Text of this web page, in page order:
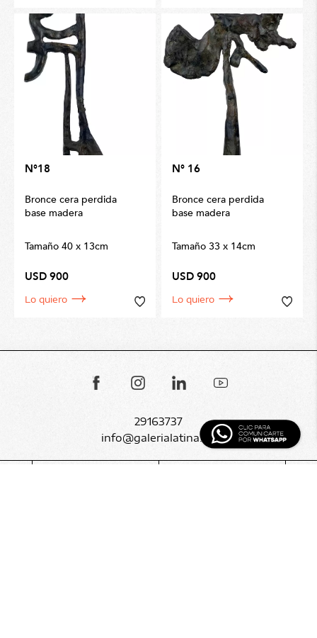
N°18
Bronce cera perdida
base madera
Tamaño 40 x 13cm
USD 900
Lo quiero
N° 16
Bronce cera perdida
base madera
Tamaño 33 x 14cm
USD 900
Lo quiero
29163737
info@galerialatina.uy